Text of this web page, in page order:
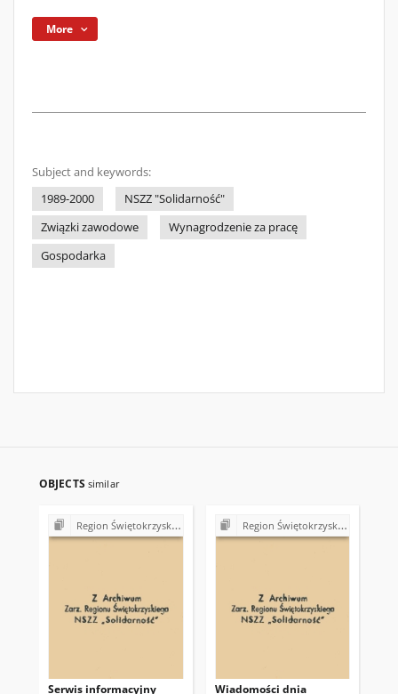
More
Subject and keywords:
1989-2000
NSZZ "Solidarność"
Związki zawodowe
Wynagrodzenie za pracę
Gospodarka
OBJECTS similar
Region Świętokrzyski NSZZ "Solidarność". Delegatura Starachowice
Serwis informacyjny
Region Świętokrzyski NSZZ "Solidarność". Delegatura Starachowice
Wiadomości dnia